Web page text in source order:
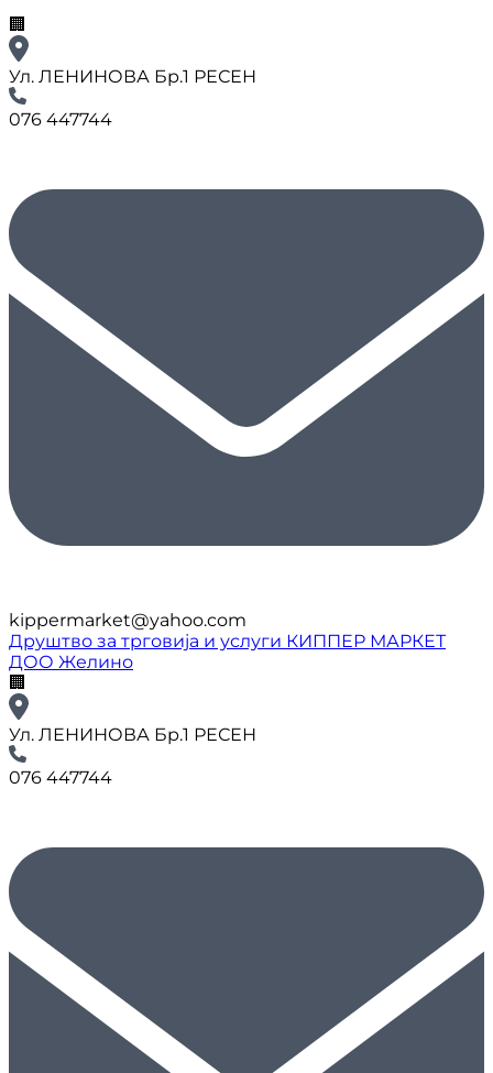
🏢
Ул. ЛЕНИНОВА Бр.1 РЕСЕН
076 447744
kippermarket@yahoo.com
Друштво за трговија и услуги КИППЕР МАРКЕТ
ДОО Желино
🏢
Ул. ЛЕНИНОВА Бр.1 РЕСЕН
076 447744